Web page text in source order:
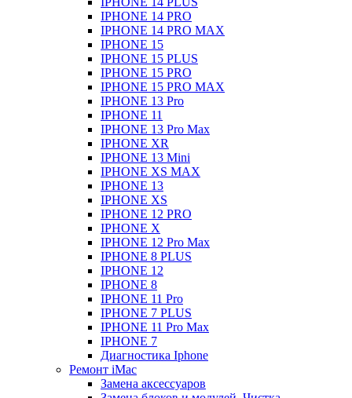
IPHONE 14 PRO
IPHONE 14 PRO MAX
IPHONE 15
IPHONE 15 PLUS
IPHONE 15 PRO
IPHONE 15 PRO MAX
IPHONE 13 Pro
IPHONE 11
IPHONE 13 Pro Max
IPHONE XR
IPHONE 13 Mini
IPHONE XS MAX
IPHONE 13
IPHONE XS
IPHONE 12 PRO
IPHONE X
IPHONE 12 Pro Max
IPHONE 8 PLUS
IPHONE 12
IPHONE 8
IPHONE 11 Pro
IPHONE 7 PLUS
IPHONE 11 Pro Max
IPHONE 7
Диагностика Iphone
Ремонт iMac
Замена аксессуаров